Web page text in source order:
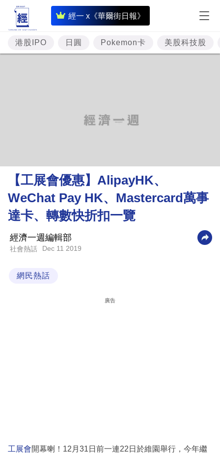
經一 x《華爾街日報》
即
時
財
經
理
財
商
業
科
技
港股IPO 日圓 Pokemon卡 美股科技股
【工展會優惠】AlipayHK、
WeChat Pay HK、Mastercard萬事
達卡、轉數快折扣一覽
經濟一週編輯部
社會熱話 Dec 11 2019
網民熱話
廣告
工展會開幕喇！12月31日前一連22日於維園舉行，今年繼